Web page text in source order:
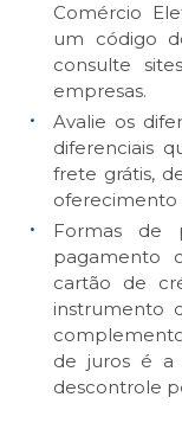
Comércio
um código
consulte
empresas.
Avalie os
diferenciais
frete grátis,
oferecimento
Formas de
pagamento
cartão de
instrumento
de juros é a
descontrole